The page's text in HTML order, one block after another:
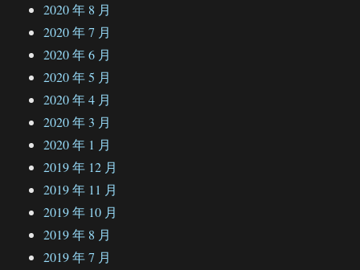
2020 年 8 月
2020 年 7 月
2020 年 6 月
2020 年 5 月
2020 年 4 月
2020 年 3 月
2020 年 1 月
2019 年 12 月
2019 年 11 月
2019 年 10 月
2019 年 8 月
2019 年 7 月